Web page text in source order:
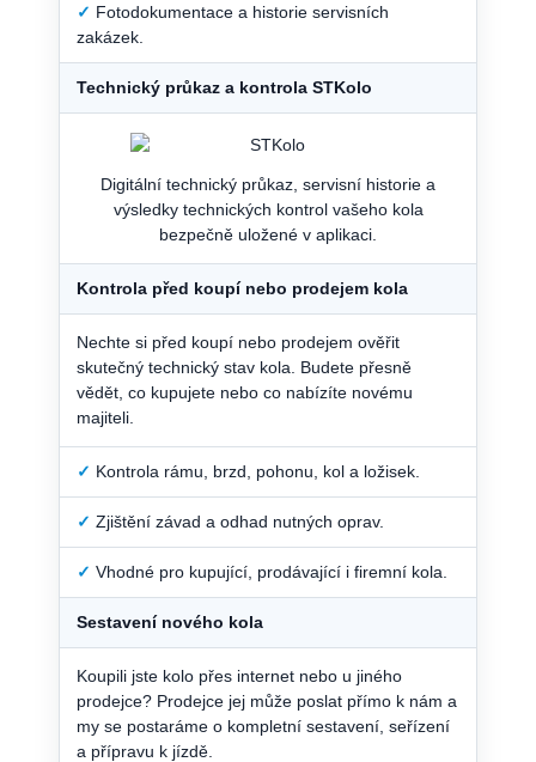
✓ Fotodokumentace a historie servisních
zakázek.
Technický průkaz a kontrola STKolo
Digitální technický průkaz, servisní historie a
výsledky technických kontrol vašeho kola
bezpečně uložené v aplikaci.
Kontrola před koupí nebo prodejem kola
Nechte si před koupí nebo prodejem ověřit
skutečný technický stav kola. Budete přesně
vědět, co kupujete nebo co nabízíte novému
majiteli.
✓ Kontrola rámu, brzd, pohonu, kol a ložisek.
✓ Zjištění závad a odhad nutných oprav.
✓ Vhodné pro kupující, prodávající i firemní kola.
Sestavení nového kola
Koupili jste kolo přes internet nebo u jiného
prodejce? Prodejce jej může poslat přímo k nám a
my se postaráme o kompletní sestavení, seřízení
a přípravu k jízdě.